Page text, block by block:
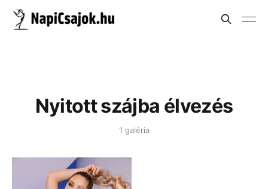
Nyitott szájba élvezés
1 galéria